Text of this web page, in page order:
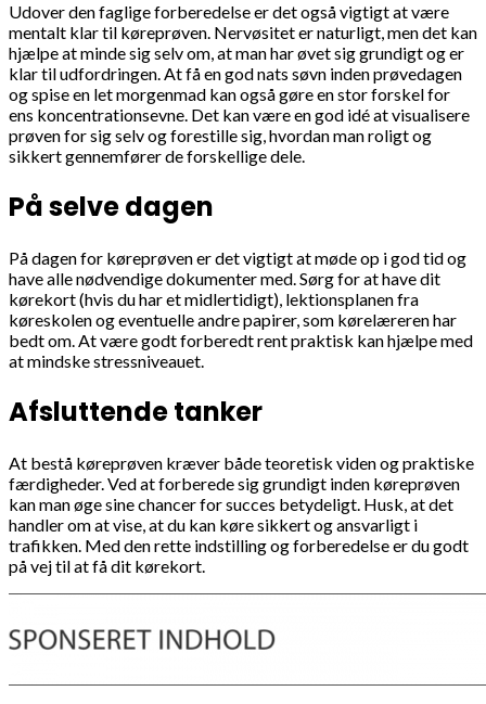
Udover den faglige forberedelse er det også vigtigt at være
mentalt klar til køreprøven. Nervøsitet er naturligt, men det kan
hjælpe at minde sig selv om, at man har øvet sig grundigt og er
klar til udfordringen. At få en god nats søvn inden prøvedagen
og spise en let morgenmad kan også gøre en stor forskel for
ens koncentrationsevne. Det kan være en god idé at visualisere
prøven for sig selv og forestille sig, hvordan man roligt og
sikkert gennemfører de forskellige dele.
På selve dagen
På dagen for køreprøven er det vigtigt at møde op i god tid og
have alle nødvendige dokumenter med. Sørg for at have dit
kørekort (hvis du har et midlertidigt), lektionsplanen fra
køreskolen og eventuelle andre papirer, som kørelæreren har
bedt om. At være godt forberedt rent praktisk kan hjælpe med
at mindske stressniveauet.
Afsluttende tanker
At bestå køreprøven kræver både teoretisk viden og praktiske
færdigheder. Ved at forberede sig grundigt inden køreprøven
kan man øge sine chancer for succes betydeligt. Husk, at det
handler om at vise, at du kan køre sikkert og ansvarligt i
trafikken. Med den rette indstilling og forberedelse er du godt
på vej til at få dit kørekort.